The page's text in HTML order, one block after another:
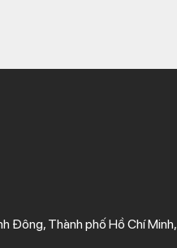
Đông, Thành phố Hồ Chí Minh,